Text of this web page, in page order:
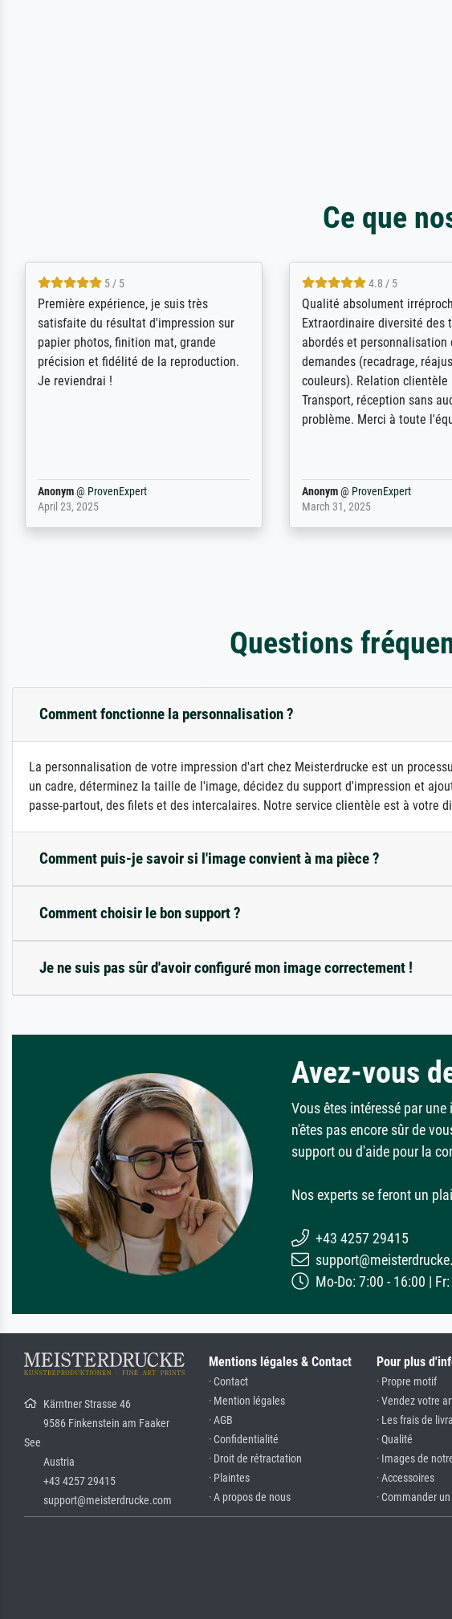
Ce que
4.5 / 5
ik beoordeel Meisterdrucke zeer
positief. Door de 69505 beschikbare
kunstenaars scrollen is echter
onbegonnen werk (na stoppen begint
het weer van voor af aan). Als er naar
Waarom duidt u ...
philip@ProvenExpert
September 23, 2025
5 / 5
Wow....ich bin sehr über die
erstaunt. Diese Drucke
Erwartungen übertroffen.
der Ablauf der Bestellung.
Kompliment.
Anonym@ ProvenExpert
April 20, 2025
Questions
Comment fonctionne la personnalisation ?
La personnalisation de votre impression d'art chez Meisterdrucke est un
un cadre, déterminez la taille de l'image, décidez du support d'impression et
passe-partout, des filets et des intercalaires. Notre service clientèle est à votre
Comment puis-je savoir si l'image convient à ma pièce ?
Comment choisir le bon support ?
Je ne suis pas sûr d'avoir configuré mon image correctement !
Avez-vous
Vous êtes intéressé par
n'êtes pas encore sûr de
support ou d'aide pour la
Nos experts se feront un
+43 4257 29415
Mo-Do: 7:00 - 16:00 |
Kärntner Strasse 46
9586 Finkenstein am Faaker
See
Austria
+43 4257 29415
support@meisterdrucke.com
Mentions légales & Contact
· Contact
· Mention légales
· AGB
· Confidentialité
· Droit de rétractation
· Plaintes
· A propos de nous
Pour plus
· Propre motif
· Vendez votre
· Les frais de
· Qualité
· Images de
· Accessoires
· Commander